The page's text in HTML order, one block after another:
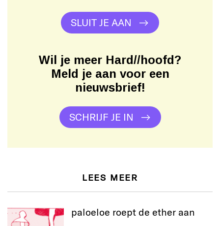
SLUIT JE AAN
Wil je meer Hard//hoofd?
Meld je aan voor een
nieuwsbrief!
SCHRIJF JE IN
LEES MEER
paloeloe roept de ether aan